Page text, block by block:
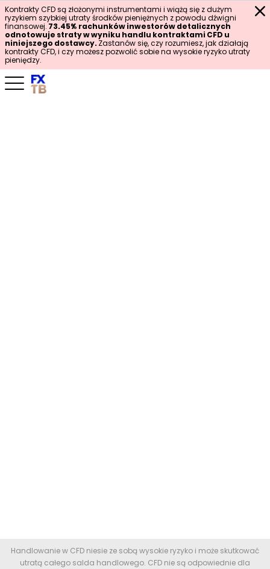
Handlowanie w CFD niesie ze sobą wysokie ryzyko i może skutkować
utratą całego salda handlowego. CFD nie są odpowiednie dla
Kontrakty CFD są złożonymi instrumentami i wiążą się z dużym
ryzykiem szybkiej utraty środków pieniężnych z powodu dźwigni
finansowej. 73.45% rachunków inwestorów detalicznych
odnotowuje straty w wyniku handlu kontraktami CFD u
niniejszego dostawcy.Zastanów się, czy rozumiesz, jak działają
kontrakty CFD, i czy możesz pozwolić sobie na wysokie ryzyko utraty
pieniędzy.